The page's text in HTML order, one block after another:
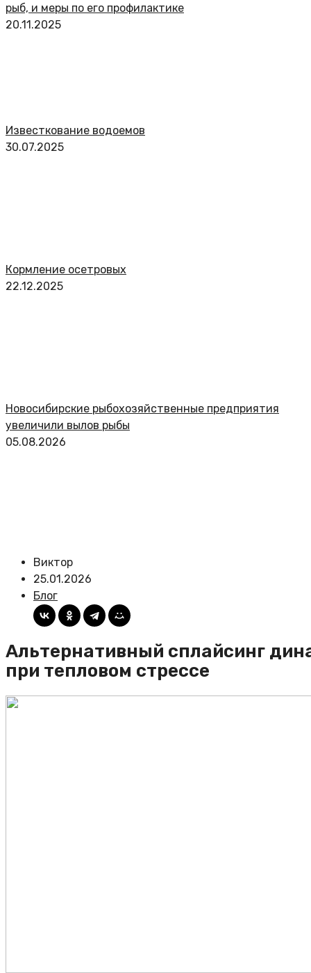
рыб, и меры по его профилактике
20.11.2025
Известкование водоемов
30.07.2025
Кормление осетровых
22.12.2025
Новосибирские рыбохозяйственные предприятия
увеличили вылов рыбы
05.08.2026
Виктор
25.01.2026
Блог
Альтернативный сплайсинг
при тепловом стрессе